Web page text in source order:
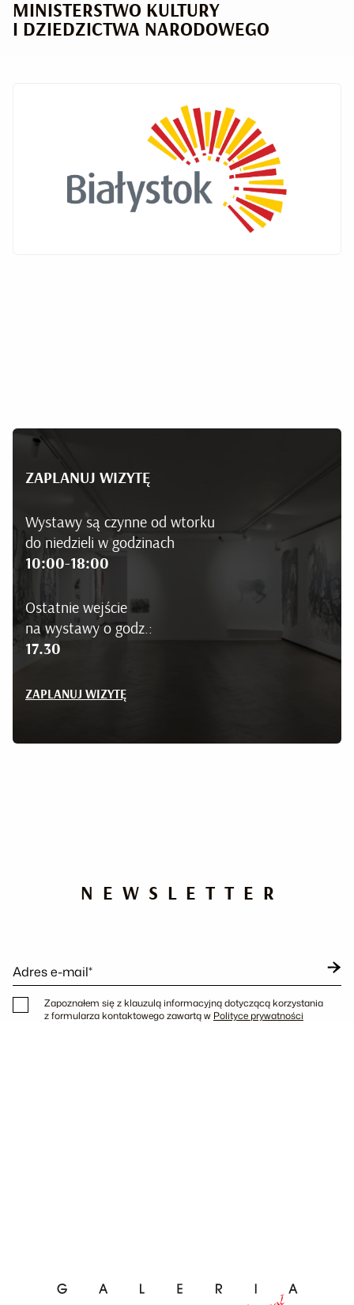
MINISTERSTWO KULTURY
I DZIEDZICTWA NARODOWEGO
ZAPLANUJ WIZYTĘ
Wystawy są czynne od wtorku
do niedzieli w godzinach
10:00-18:00
Ostatnie wejście
na wystawy o godz.:
17.30
ZAPLANUJ WIZYTĘ
NEWSLETTER
Adres e-mail*
Zapoznałem się z klauzulą informacyjną dotyczącą korzystania
z formularza kontaktowego zawartą w Polityce prywatności